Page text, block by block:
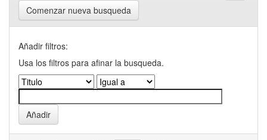
Comenzar nueva busqueda
Añadir filtros:
Usa los filtros para afinar la busqueda.